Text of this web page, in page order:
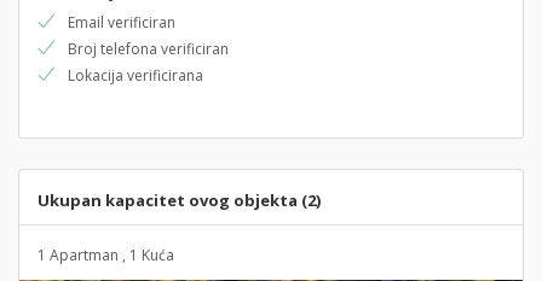
Email verificiran
Broj telefona verificiran
Lokacija verificirana
Ukupan kapacitet ovog objekta (2)
1 Apartman , 1 Kuća